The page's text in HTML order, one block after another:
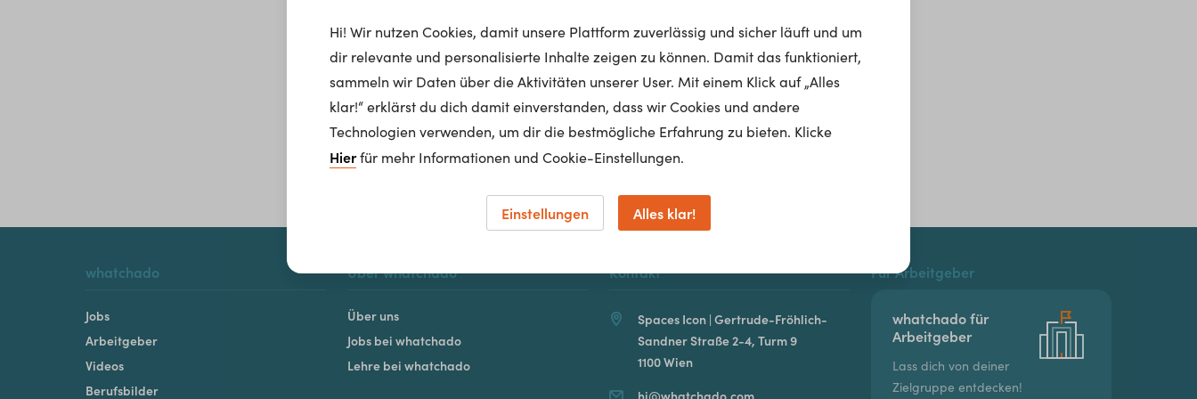
Homepage
whatchado
Jobs
Arbeitgeber
Videos
Berufsbilder
Über whatchado
Über uns
Jobs bei whatchado
Lehre bei whatchado
Kontakt
Spaces Icon | Gertrude-Fröhlich-
Sandner Straße 2-4, Turm 9
1100 Wien
hi@whatchado.com
Für Arbeitgeber
whatchado für
Arbeitgeber
Lass dich von deiner
Zielgruppe entdecken!
Hi! Wir nutzen Cookies, damit unsere Plattform zuverlässig und sicher läuft und um
dir relevante und personalisierte Inhalte zeigen zu können. Damit das funktioniert,
sammeln wir Daten über die Aktivitäten unserer User. Mit einem Klick auf „Alles
klar!“ erklärst du dich damit einverstanden, dass wir Cookies und andere
Technologien verwenden, um dir die bestmögliche Erfahrung zu bieten. Klicke
Hierfür mehr Informationen und Cookie-Einstellungen.
Einstellungen Alles klar!